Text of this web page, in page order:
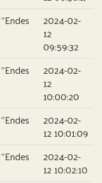
2024-02-
12
09:59:32
2024-02-
12
10:00:20
2024-02-
12 10:01:09
2024-02-
12 10:02:10